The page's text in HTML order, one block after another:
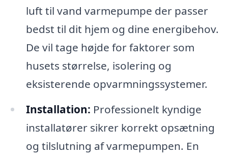
luft til vand varmepumpe der passer
bedst til dit hjem og dine energibehov.
De vil tage højde for faktorer som
husets størrelse, isolering og
eksisterende opvarmningssystemer.
Installation: Professionelt kyndige
installatører sikrer korrekt opsætning
og tilslutning af varmepumpen. En